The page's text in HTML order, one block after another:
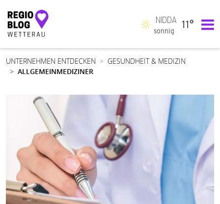
Hauptnavigation
NIDDA
sonnig
11°
UNTERNEHMEN ENTDECKEN
GESUNDHEIT & MEDIZIN
ALLGEMEINMEDIZINER